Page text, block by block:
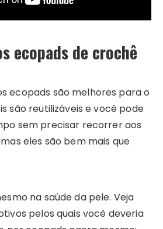
ecopads de crochê
ecopads são melhores para o
são reutilizáveis e você pode
sem precisar recorrer aos
eles são bem mais que
na saúde da pele. Veja
pelos quais você deveria